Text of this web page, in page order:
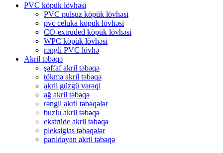
PVC köpük lövhəsi
PVC pulsuz köpük lövhəsi
pvc celuka köpük lövhəsi
CO-extruded köpük lövhəsi
WPC köpük lövhəsi
rəngli PVC lövhə
Akril təbəqə
şəffaf akril təbəqə
tökmə akril təbəqə
akril güzgü vərəqi
ağ akril təbəqə
rəngli akril təbəqələr
buzlu akril təbəqə
ekstrüde akril təbəqə
pleksiglas təbəqələr
parıldayan akril təbəqə